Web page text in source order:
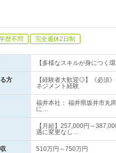
歴不問 完全週休2日制
【多様なスキルが身につく
方
【経験者大歓迎◎】《必須
ネジメント経験
福井本社： 福井県坂井市丸
に…
【月給】257,000円～
遇に変更なし…
510万円～750万円